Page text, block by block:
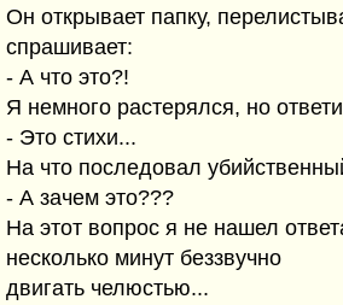
Он открывает папку,
спрашивает:
- А что это?!
Я немного растерялся, но
- Это стихи...
На что последовал
- А зачем это???
На этот вопрос я не нашел
несколько минут беззвучно
двигать челюстью...